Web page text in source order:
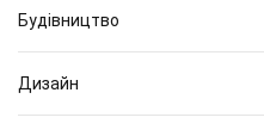
Будівництво
Дизайн